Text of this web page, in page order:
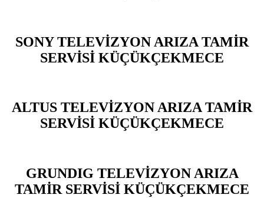
SONY TELEVİZYON ARIZA TAMİR
SERVİSİ KÜÇÜKÇEKMECE
ALTUS TELEVİZYON ARIZA TAMİR
SERVİSİ KÜÇÜKÇEKMECE
GRUNDIG TELEVİZYON ARIZA
TAMİR SERVİSİ KÜÇÜKÇEKMECE